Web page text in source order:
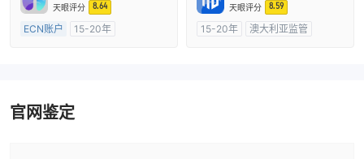
天眼评分 8.64
ECN账户
15-20年
天眼评分 8.59
15-20年
澳大利亚监管
官网鉴定